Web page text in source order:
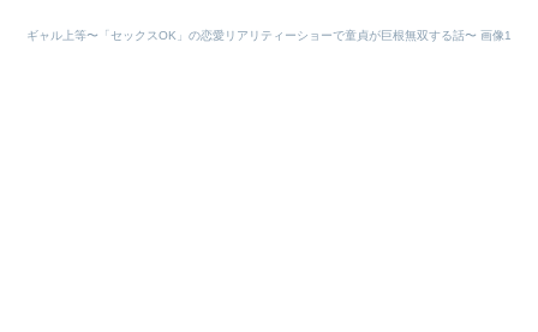
ギャル上等〜「セックスOK」の恋愛リアリティーショーで童貞が巨根無双する話〜 画像1